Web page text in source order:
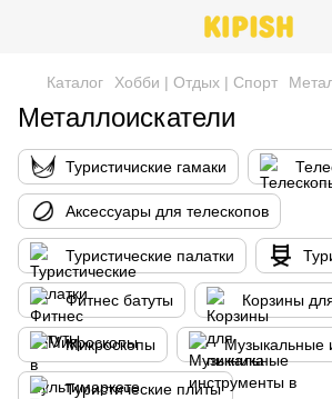
Каталог Хобби | Отдых | Спорт
Металлоискатели
Туристичиские гамаки
Аксессуары для телескопов
Туристические палатки
Фитнес батуты Корзины
Микроскопы Музыкальные
Туристические плиты